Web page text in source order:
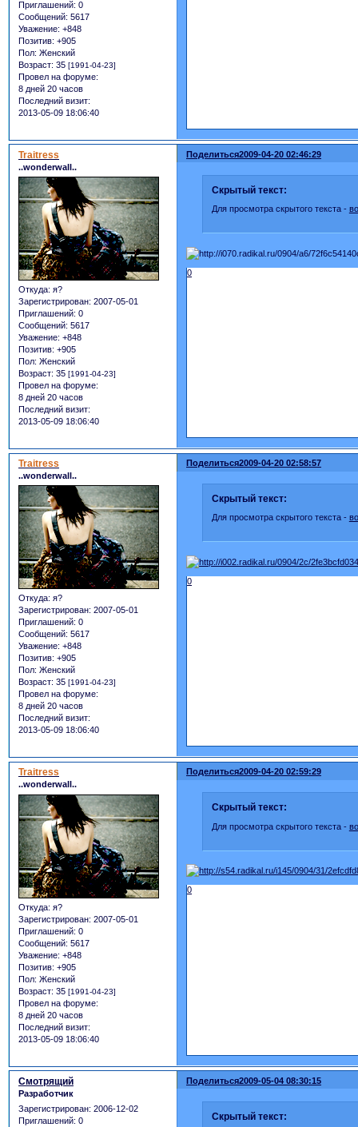
Приглашений: 0
Сообщений: 5617
Уважение: +848
Позитив: +905
Пол: Женский
Возраст: 35 [1991-04-23]
Провел на форуме:
8 дней 20 часов
Последний визит:
2013-05-09 18:06:40
Поделиться2009-04-20 02:46:29
Traitress
..wonderwall..
Откуда: я?
Зарегистрирован: 2007-05-01
Приглашений: 0
Сообщений: 5617
Уважение: +848
Позитив: +905
Пол: Женский
Возраст: 35 [1991-04-23]
Провел на форуме:
8 дней 20 часов
Последний визит:
2013-05-09 18:06:40
Скрытый текст:
Для просмотра скрытого текста -
0
Поделиться2009-04-20 02:58:57
Traitress
..wonderwall..
Откуда: я?
Зарегистрирован: 2007-05-01
Приглашений: 0
Сообщений: 5617
Уважение: +848
Позитив: +905
Пол: Женский
Возраст: 35 [1991-04-23]
Провел на форуме:
8 дней 20 часов
Последний визит:
2013-05-09 18:06:40
Скрытый текст:
Для просмотра скрытого текста -
0
Поделиться2009-04-20 02:59:29
Traitress
..wonderwall..
Откуда: я?
Зарегистрирован: 2007-05-01
Приглашений: 0
Сообщений: 5617
Уважение: +848
Позитив: +905
Пол: Женский
Возраст: 35 [1991-04-23]
Провел на форуме:
8 дней 20 часов
Последний визит:
2013-05-09 18:06:40
Скрытый текст:
Для просмотра скрытого текста -
0
Поделиться2009-05-04 08:30:15
Смотрящий
Разработчик
Зарегистрирован: 2006-12-02
Приглашений: 0
Скрытый текст: